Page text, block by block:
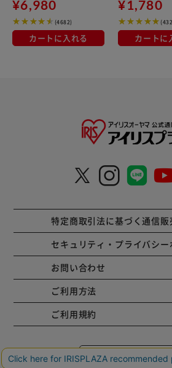
¥6,980
(4682)
カートに入れる
¥1,780
カートに
特定商取引法に基づく通信販
セキュリティ・プライバシー
お問い合わせ
ご利用方法
ご利用規約
コーポレートサイト